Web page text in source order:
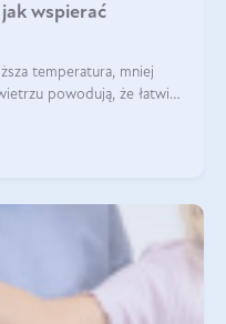
wspierać
temperatura, mniej
powodują, że łatwiej